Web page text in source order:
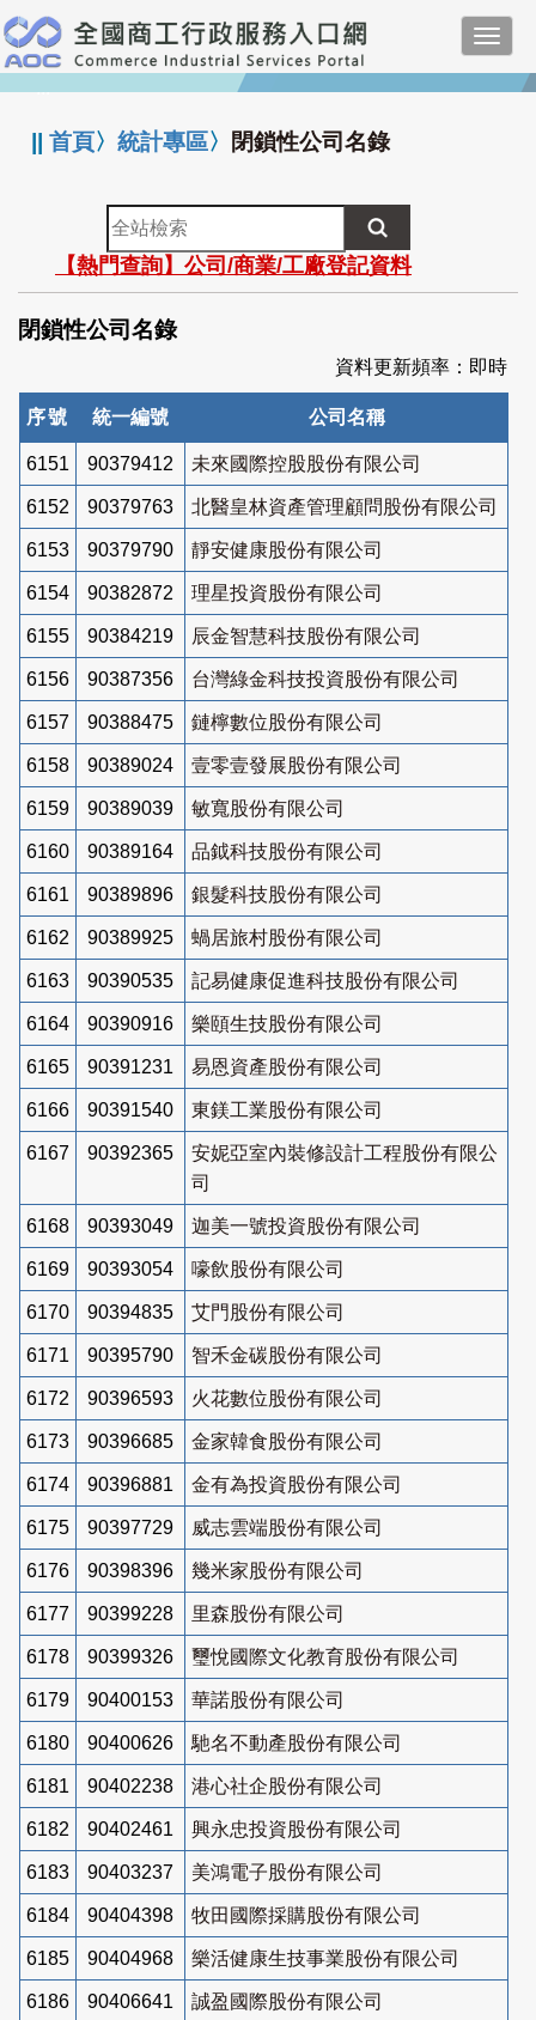
跳
到
主
要
:::
||首頁〉統計專區〉 閉鎖性公司名錄
全
站
檢
索
【熱門查詢】公司/商業/工廠登記資料
閉鎖性公司名錄
資料更新頻率：即時
序號 統一編號 公司名稱
6151 90379412 未來國際控股股份有限公司
6152 90379763 北醫皇林資產管理顧問股份有限公司
6153 90379790 靜安健康股份有限公司
6154 90382872 理星投資股份有限公司
6155 90384219 辰金智慧科技股份有限公司
6156 90387356 台灣綠金科技投資股份有限公司
6157 90388475 鏈檸數位股份有限公司
6158 90389024 壹零壹發展股份有限公司
6159 90389039 敏寬股份有限公司
6160 90389164 品鉞科技股份有限公司
6161 90389896 銀髮科技股份有限公司
6162 90389925 蝸居旅村股份有限公司
6163 90390535 記易健康促進科技股份有限公司
6164 90390916 樂頤生技股份有限公司
6165 90391231 易恩資產股份有限公司
6166 90391540 東鎂工業股份有限公司
6167 90392365
安妮亞室內裝修設計工程股份有限公
司
6168 90393049 迦美一號投資股份有限公司
6169 90393054 嚎飲股份有限公司
6170 90394835 艾門股份有限公司
6171 90395790 智禾金碳股份有限公司
6172 90396593 火花數位股份有限公司
6173 90396685 金家韓食股份有限公司
6174 90396881 金有為投資股份有限公司
6175 90397729 威志雲端股份有限公司
6176 90398396 幾米家股份有限公司
6177 90399228 里森股份有限公司
6178 90399326 璽悅國際文化教育股份有限公司
6179 90400153 華諾股份有限公司
6180 90400626 馳名不動產股份有限公司
6181 90402238 港心社企股份有限公司
6182 90402461 興永忠投資股份有限公司
6183 90403237 美鴻電子股份有限公司
6184 90404398 牧田國際採購股份有限公司
6185 90404968 樂活健康生技事業股份有限公司
6186 90406641 誠盈國際股份有限公司